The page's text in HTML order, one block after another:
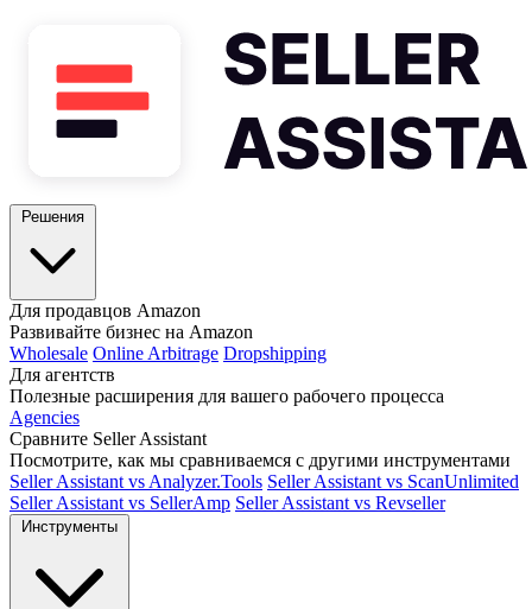
Для продавцов Amazon
Развивайте бизнес на Amazon
Wholesale Online Arbitrage Dropshipping
Для агентств
Полезные расширения для вашего рабочего процесса
Agencies
Сравните Seller Assistant
Посмотрите, как мы сравниваемся с другими инструментами
Seller Assistant vs Analyzer.Tools Seller Assistant vs ScanUnlimited
Seller Assistant vs SellerAmp Seller Assistant vs Revseller